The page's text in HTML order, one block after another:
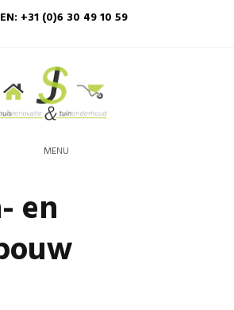
+31 (0)6 30 49 10 59
MENU
en